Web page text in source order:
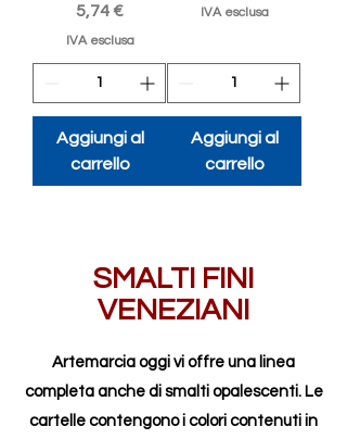
Prezzo
5,74 €
IVA esclusa
Aggiungi al
carrello
IVA esclusa
Aggiungi al
carrello
SMALTI FINI
VENEZIANI
Artemarcia oggi vi offre una linea
completa anche di smalti opalescenti. Le
cartelle contengono i colori contenuti in